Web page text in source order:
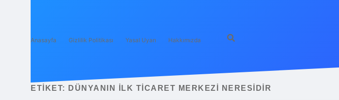
Anasayfa Gizlilik Politikası Yasal Uyarı Hakkımızda
ETIKET: DÜNYANIN ILK TICARET MERKEZI NERESIDIR